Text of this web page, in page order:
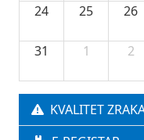
24 25 26
31 1 2
KVALITET